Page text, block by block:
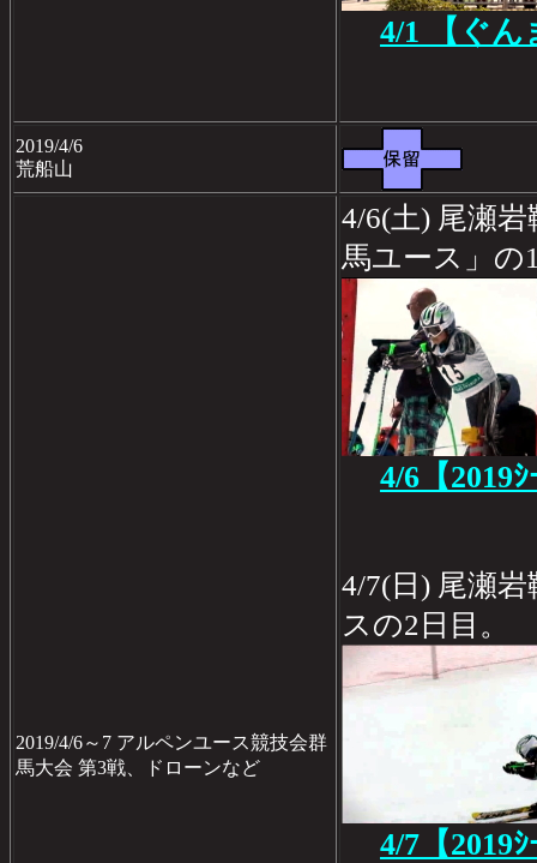
4/1 【ぐん
2019/4/6
荒船山
2019/4/6～7 アルペンユース競技会群
馬大会 第3戦、ドローンなど
4/6(土) 尾瀬
馬ユース」の
4/6【2019
4/7(日) 尾瀬
スの2日目。
4/7【2019